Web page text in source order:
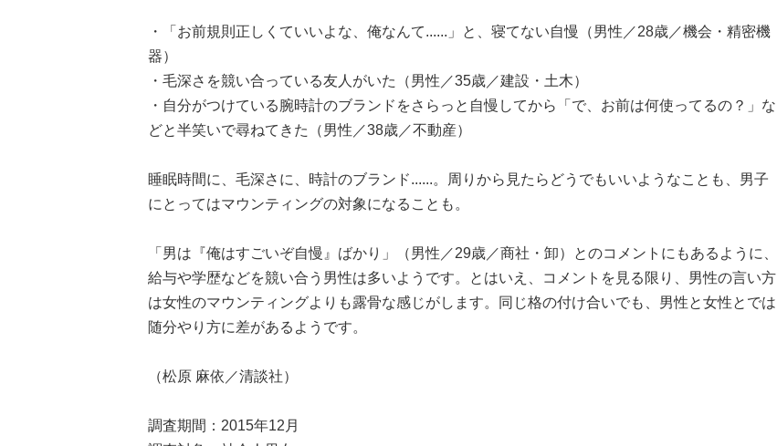
・「お前規則正しくていいよな、俺なんて......」と、寝てない自慢（男性／28歳／機会・精密機
器）
・毛深さを競い合っている友人がいた（男性／35歳／建設・土木）
・自分がつけている腕時計のブランドをさらっと自慢してから「で、お前は何使ってるの？」な
どと半笑いで尋ねてきた（男性／38歳／不動産）
睡眠時間に、毛深さに、時計のブランド......。周りから見たらどうでもいいようなことも、男子
にとってはマウンティングの対象になることも。
「男は『俺はすごいぞ自慢』ばかり」（男性／29歳／商社・卸）とのコメントにもあるように、
給与や学歴などを競い合う男性は多いようです。とはいえ、コメントを見る限り、男性の言い方
は女性のマウンティングよりも露骨な感じがします。同じ格の付け合いでも、男性と女性とでは
随分やり方に差があるようです。
（松原 麻依／清談社）
調査期間：2015年12月